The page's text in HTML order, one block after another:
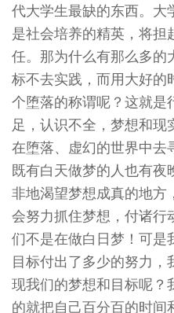
代大学生最缺的东西。大
是社会培养的精英，将
任。那为什么有那么多的
标不去实践，而用大好的
个堕落的称谓呢？这就是
足，认识不全，梦想和
在堕落、虚幻的世界中去
既有白天做梦的人也有
非地渴望梦想成真的地方
会努力抓住梦想，付诸行
们不是在做白日梦！可是
目标付出了多少的努力
现我们的梦想和目标呢？
的就把自己百分百的时间